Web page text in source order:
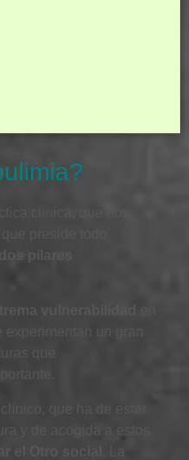
clínica, que nos
preside todo
dos pilares
un gran
que
que ha de estar
y de acogida a estos
el Otro social